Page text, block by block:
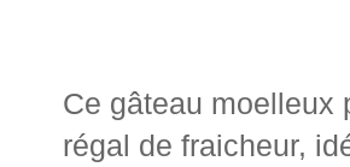
Ce gâteau moelleux
régal de fraicheur,